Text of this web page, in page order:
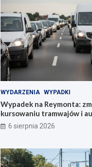
WYDARZENIA WYPADKI
Wypadek na Reymonta:
kursowaniu tramwajów i
6 sierpnia 2026